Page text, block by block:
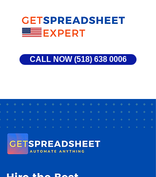
CALL NOW (518) 638 0006